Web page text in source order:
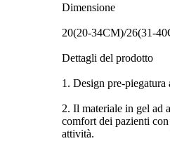
Dimensione
20(20-34CM)/26(31-
Dettagli del prodotto
1. Design pre-piegatura
2. Il materiale in gel ad
comfort dei pazienti
attività.